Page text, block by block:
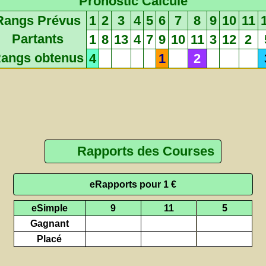
Prévus
1 2 3 4 5 6 7 8 9 10 11
Partants
1 8 13 4 7 9 10 11 3 12 2
obtenus 4 1 2
Rapports des Courses
eRapports pour 1 €
eSimple 9 11
5
Gagnant
Placé